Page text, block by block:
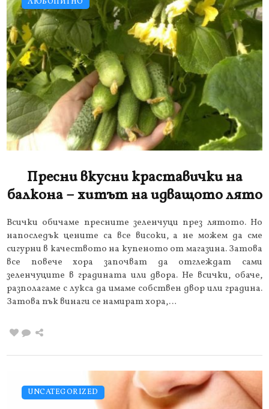
Пресни вкусни краставички на
балкона – хитът на идващото лято
Всички обичаме пресните зеленчуци през лятото. Но
напоследък цените са все високи, а не можем да сме
сигурни в качеството на купеното от магазина. Затова
все повече хора започват да отглеждат сами
зеленчуците в градината или двора. Не всички, обаче,
разполагаме с лукса да имаме собствен двор или градина.
Затова пък винаги се намират хора,…
UNCATEGORIZED